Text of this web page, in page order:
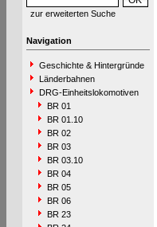
zur erweiterten Suche
Navigation
Geschichte & Hintergründe
Länderbahnen
DRG-Einheitslokomotiven
BR 01
BR 01.10
BR 02
BR 03
BR 03.10
BR 04
BR 05
BR 06
BR 23